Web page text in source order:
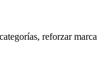
reforzar marca